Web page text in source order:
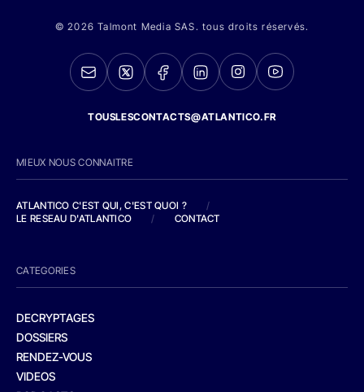
© 2026 Talmont Media SAS. tous droits réservés.
TOUSLESCONTACTS@ATLANTICO.FR
MIEUX NOUS CONNAITRE
ATLANTICO C'EST QUI, C'EST QUOI ?
/
LE RESEAU D'ATLANTICO
/ CONTACT
CATEGORIES
DECRYPTAGES
DOSSIERS
RENDEZ-VOUS
VIDEOS